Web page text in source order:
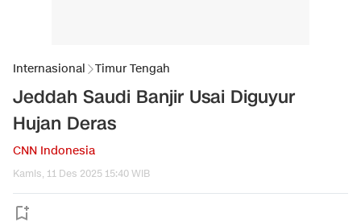
Internasional Timur Tengah
Jeddah Saudi Banjir Usai Diguyur
Hujan Deras
CNN Indonesia
Kamis, 11 Des 2025 15:40 WIB